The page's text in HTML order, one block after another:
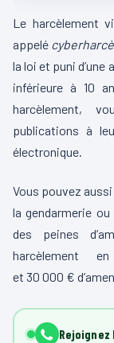
Le harcèlement
appelé
la loi et puni d’une
inférieure à 10
harcèlement,
publications à
électronique.
Vous pouvez
la gendarmerie
des peines
harcèlement
et 30 000 €
Rejoignez